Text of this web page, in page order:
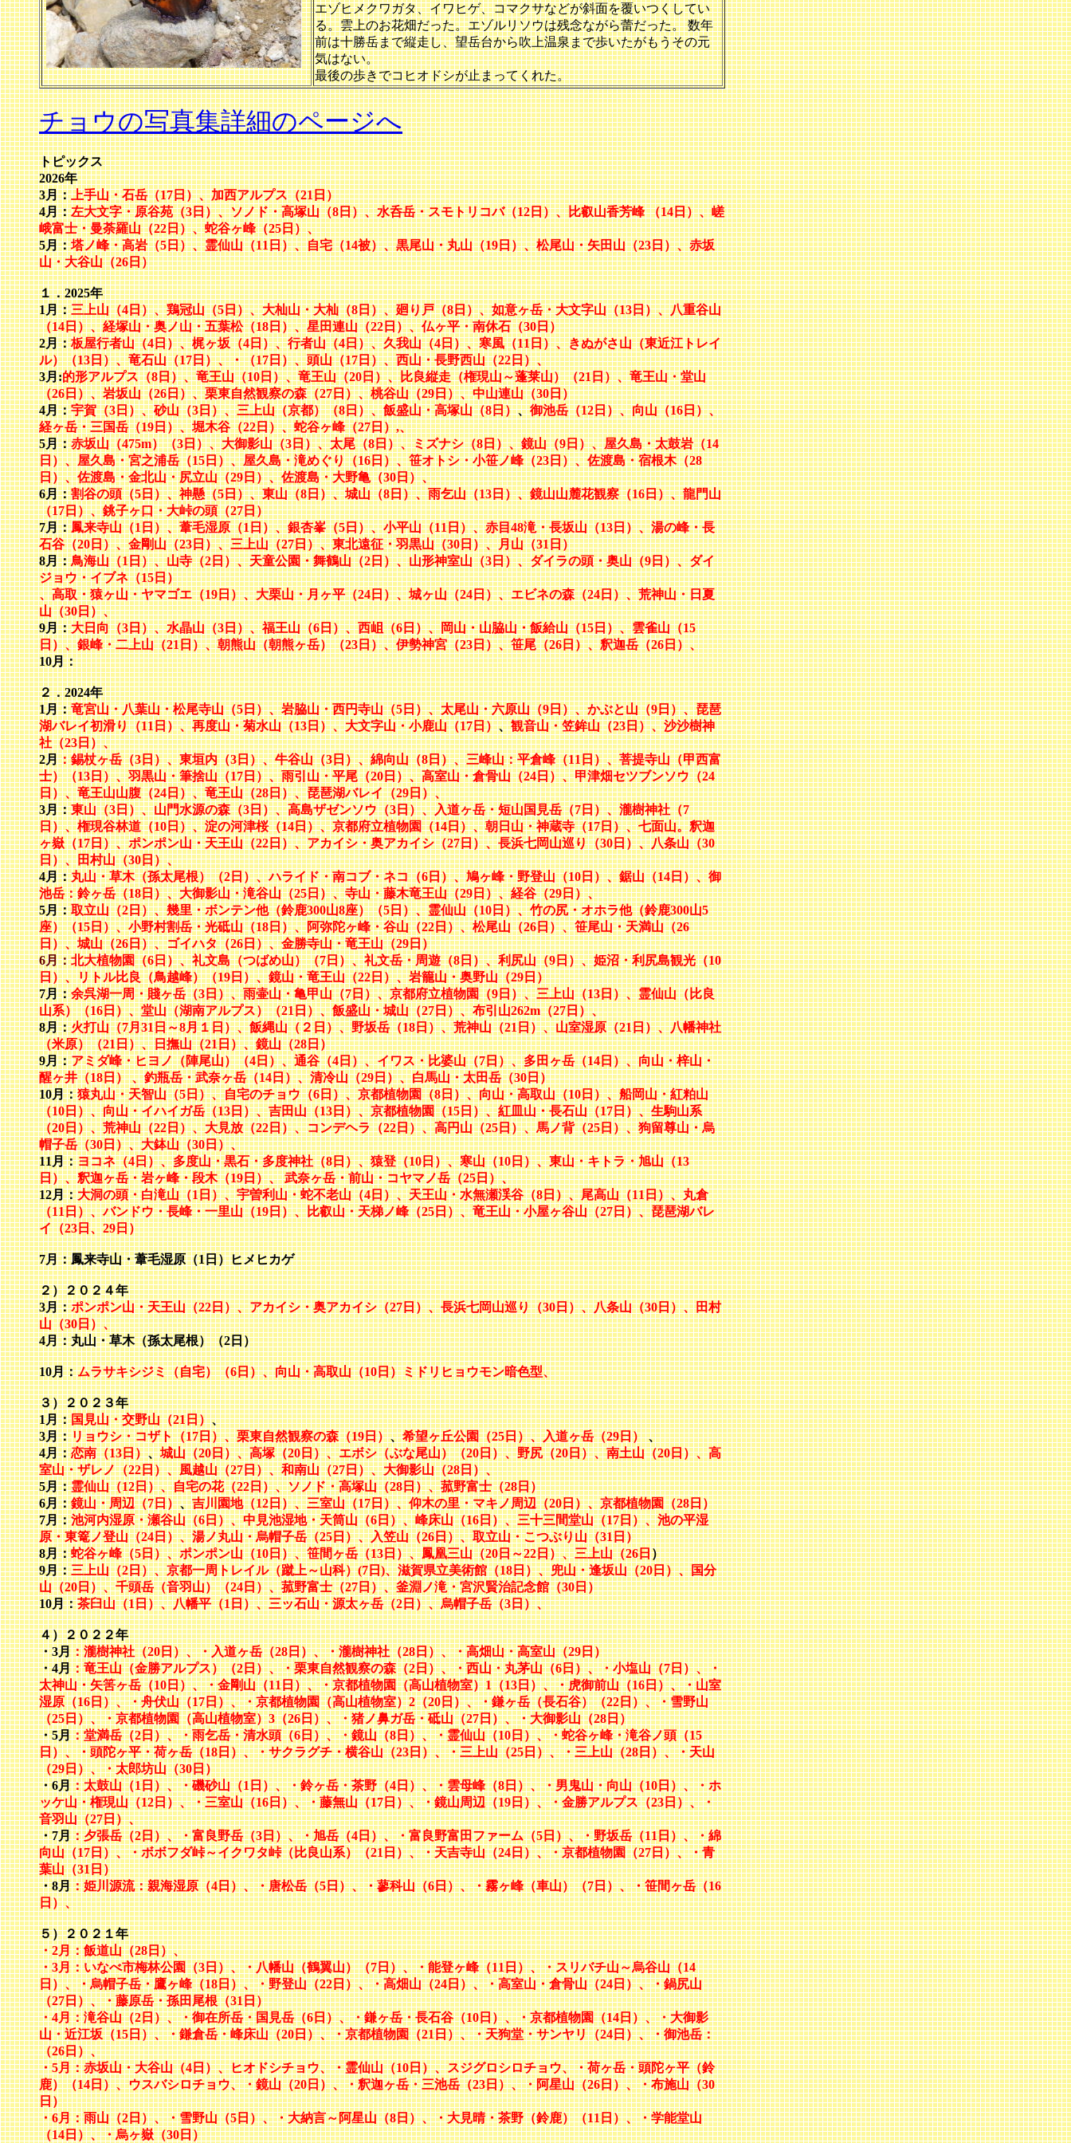
エゾヒメクワガタ、イワヒゲ、コマクサなどが斜面を覆いつくしてい
る。雲上のお花畑だった。エゾルリソウは残念ながら蕾だった。 数年
前は十勝岳まで縦走し、望岳台から吹上温泉まで歩いたがもうその元
気はない。
最後の歩きでコヒオドシが止まってくれた。
チョウの写真集詳細のページへ
トピックス
2026年
3月：上手山・石岳（17日）、加西アルプス（21日）
4月：左大文字・原谷苑（3日）、ソノド・高塚山（8日）、水呑岳・スモトリコバ（12日）、比叡山香芳峰 （14日）、嵯
峨富士・曼荼羅山（22日）、蛇谷ヶ峰（25日）、
5月：塔ノ峰・高岩（5日）、霊仙山（11日）、自宅（14被）、黒尾山・丸山（19日）、松尾山・矢田山（23日）、赤坂
山・大谷山（26日）
１．2025年
1月：三上山（4日）、鶏冠山（5日）、大杣山・大杣（8日）、廻り戸（8日）、如意ヶ岳・大文字山（13日）、八重谷山
（14日）、経塚山・奥ノ山・五葉松（18日）、星田連山（22日）、仏ヶ平・南休石（30日）
2月：板屋行者山（4日）、梶ヶ坂（4日）、行者山（4日）、久我山（4日）、寒風（11日）、きぬがさ山（東近江トレイ
ル）（13日）、竜石山（17日）、・（17日）、頭山（17日）、西山・長野西山（22日）、
3月:的形アルプス（8日）、竜王山（10日）、竜王山（20日）、比良縦走（権現山～蓬莱山）（21日）、竜王山・堂山
（26日）、岩坂山（26日）、栗東自然観察の森（27日）、桃谷山（29日）、中山連山（30日）
4月：宇賀（3日）、砂山（3日）、三上山（京都）（8日）、飯盛山・高塚山（8日）、御池岳（12日）、向山（16日）、
経ヶ岳・三国岳（19日）、堀木谷（22日）、蛇谷ヶ峰（27日）,、
5月：赤坂山（475m）（3日）、大御影山（3日）、太尾（8日）、ミズナシ（8日）、鏡山（9日）、屋久島・太鼓岩（14
日）、屋久島・宮之浦岳（15日）、屋久島・滝めぐり（16日）、笹オトシ・小笹ノ峰（23日）、佐渡島・宿根木（28
日）、佐渡島・金北山・尻立山（29日）、佐渡島・大野亀（30日）、
6月：割谷の頭（5日）、神懸（5日）、東山（8日）、城山（8日）、雨乞山（13日）、鏡山山麓花観察（16日）、龍門山
（17日）、銚子ヶ口・大峠の頭（27日）
7月：鳳来寺山（1日）、葦毛湿原（1日）、銀杏峯（5日）、小平山（11日）、赤目48滝・長坂山（13日）、湯の峰・長
石谷（20日）、金剛山（23日）、三上山（27日）、東北遠征・羽黒山（30日）、月山（31日）
8月：鳥海山（1日）、山寺（2日）、天童公園・舞鶴山（2日）、山形神室山（3日）、ダイラの頭・奥山（9日）、ダイ
ジョウ・イブネ（15日）
、高取・猿ヶ山・ヤマゴエ（19日）、大栗山・月ヶ平（24日）、城ヶ山（24日）、エビネの森（24日）、荒神山・日夏
山（30日）、
9月：大日向（3日）、水晶山（3日）、福王山（6日）、西岨（6日）、岡山・山脇山・飯給山（15日）、雲雀山（15
日）、銀峰・二上山（21日）、朝熊山（朝熊ヶ岳）（23日）、伊勢神宮（23日）、笹尾（26日）、釈迦岳（26日）、
10月：
２．2024年
1月：竜宮山・八葉山・松尾寺山（5日）、岩脇山・西円寺山（5日）、太尾山・六原山（9日）、かぶと山（9日）、琵琶
湖バレイ初滑り（11日）、再度山・菊水山（13日）、大文字山・小鹿山（17日）、観音山・笠鉾山（23日）、沙沙樹神
社（23日）、
2月：錫杖ヶ岳（3日）、東垣内（3日）、牛谷山（3日）、綿向山（8日）、三峰山：平倉峰（11日）、菩提寺山（甲西富
士）（13日）、羽黒山・筆捨山（17日）、雨引山・平尾（20日）、高室山・倉骨山（24日）、甲津畑セツブンソウ（24
日）、竜王山山腹（24日）、竜王山（28日）、琵琶湖バレイ（29日）、
3月：東山（3日）、山門水源の森（3日）、高島ザゼンソウ（3日）、入道ヶ岳・短山国見岳（7日）、瀧樹神社（7
日）、権現谷林道（10日）、淀の河津桜（14日）、京都府立植物園（14日）、朝日山・神蔵寺（17日）、七面山。釈迦
ヶ嶽（17日）、ポンポン山・天王山（22日）、アカイシ・奥アカイシ（27日）、長浜七岡山巡り（30日）、八条山（30
日）、田村山（30日）、
4月：丸山・草木（孫太尾根）（2日）、ハライド・南コブ・ネコ（6日）、鳩ヶ峰・野登山（10日）、鋸山（14日）、御
池岳：鈴ヶ岳（18日）、大御影山・滝谷山（25日）、寺山・藤木竜王山（29日）、経谷（29日）、
5月：取立山（2日）、幾里・ボンテン他（鈴鹿300山8座）（5日）、霊仙山（10日）、竹の尻・オホラ他（鈴鹿300山5
座）（15日）、小野村割岳・光砥山（18日）、阿弥陀ヶ峰・谷山（22日）、松尾山（26日）、笹尾山・天満山（26
日）、城山（26日）、ゴイハタ（26日）、金勝寺山・竜王山（29日）
6月：北大植物園（6日）、礼文島（つばめ山）（7日）、礼文岳・周遊（8日）、利尻山（9日）、姫沼・利尻島観光（10
日）、リトル比良（鳥越峰）（19日）、鏡山・竜王山（22日）、岩籠山・奥野山（29日）
7月：余呉湖一周・賤ヶ岳（3日）、雨壷山・亀甲山（7日）、京都府立植物園（9日）、三上山（13日）、霊仙山（比良
山系）（16日）、堂山（湖南アルプス）（21日）、飯盛山・城山（27日）、布引山262m（27日）、
8月：火打山（7月31日～8月１日）、飯縄山（２日）、野坂岳（18日）、荒神山（21日）、山室湿原（21日）、八幡神社
（米原）（21日）、日撫山（21日）、鏡山（28日）
9月：アミダ峰・ヒヨノ（陣尾山）（4日）、通谷（4日）、イワス・比婆山（7日）、多田ヶ岳（14日）、向山・梓山・
醒ヶ井（18日） 、釣瓶岳・武奈ヶ岳（14日）、清冷山（29日）、白馬山・太田岳（30日）
10月：猿丸山・天智山（5日）、自宅のチョウ（6日）、京都植物園（8日）、向山・高取山（10日）、船岡山・紅粕山
（10日）、向山・イハイガ岳（13日）、吉田山（13日）、京都植物園（15日）、紅皿山・長石山（17日）、生駒山系
（20日）、荒神山（22日）、大見放（22日）、コンデヘラ（22日）、高円山（25日）、馬ノ背（25日）、狗留尊山・烏
帽子岳（30日）、大鉢山（30日）、
11月：ヨコネ（4日）、多度山・黒石・多度神社（8日）、猿登（10日）、寒山（10日）、東山・キトラ・旭山（13
日）、釈迦ヶ岳・岩ヶ峰・段木（19日）、 武奈ヶ岳・前山・コヤマノ岳（25日）、
12月：大洞の頭・白滝山（1日）、宇曽利山・蛇不老山（4日）、天王山・水無瀬渓谷（8日）、尾高山（11日）、丸倉
（11日）、バンドウ・長峰・一里山（19日）、比叡山・天梯ノ峰（25日）、竜王山・小屋ヶ谷山（27日）、琵琶湖バレ
イ（23日、29日）
7月：鳳来寺山・葦毛湿原（1日）ヒメヒカゲ
２）２０２４年
3月：ポンポン山・天王山（22日）、アカイシ・奥アカイシ（27日）、長浜七岡山巡り（30日）、八条山（30日）、田村
山（30日）、
4月：丸山・草木（孫太尾根）（2日）
10月：ムラサキシジミ（自宅）（6日）、向山・高取山（10日）ミドリヒョウモン暗色型、
３）２０２３年
1月：国見山・交野山（21日）、
3月：リョウシ・コザト（17日）、栗東自然観察の森（19日）、希望ヶ丘公園（25日）、入道ヶ岳（29日）、
4月：恋南（13日）、城山（20日）、高塚（20日）、エボシ（ぶな尾山）（20日）、野尻（20日）、南土山（20日）、高
室山・ザレノ（22日）、風越山（27日）、和南山（27日）、大御影山（28日）、
5月：霊仙山（12日）、自宅の花（22日）、ソノド・高塚山（28日）、菰野富士（28日）
6月：鏡山・周辺（7日）、吉川園地（12日）、三室山（17日）、仰木の里・マキノ周辺（20日）、京都植物園（28日）
7月：池河内湿原・瀬谷山（6日）、中見池湿地・天筒山（6日）、峰床山（16日）、三十三間堂山（17日）、池の平湿
原・東篭ノ登山（24日）、湯ノ丸山・烏帽子岳（25日）、入笠山（26日）、取立山・こつぶり山（31日）
8月：蛇谷ヶ峰（5日）、ポンポン山（10日）、笹間ヶ岳（13日）、鳳凰三山（20日～22日）、三上山（26日）
9月：三上山（2日）、京都一周トレイル（蹴上～山科）(7日)、滋賀県立美術館（18日）、兜山・逢坂山（20日）、国分
山（20日）、千頭岳（音羽山）（24日）、菰野富士（27日）、釜淵ノ滝・宮沢賢治記念館（30日）
10月：茶臼山（1日）、八幡平（1日）、三ッ石山・源太ヶ岳（2日）、烏帽子岳（3日）、
４）２０２２年
・3月：瀧樹神社（20日）、・入道ヶ岳（28日）、・瀧樹神社（28日）、・高畑山・高室山（29日）
・4月：竜王山（金勝アルプス）（2日）、・栗東自然観察の森（2日）、・西山・丸茅山（6日）、・小塩山（7日）、・
太神山・矢筈ヶ岳（10日）、・金剛山（11日）、・京都植物園（高山植物室）1（13日）、・虎御前山（16日）、・山室
湿原（16日）、・舟伏山（17日）、・京都植物園（高山植物室）2（20日）、・鎌ヶ岳（長石谷）（22日）、・雪野山
（25日）、・京都植物園（高山植物室）3（26日）、・猪ノ鼻ガ岳・砥山（27日）、・大御影山（28日）
・5月：堂満岳（2日）、・雨乞岳・清水頭（6日）、・鏡山（8日）、・霊仙山（10日）、・蛇谷ヶ峰・滝谷ノ頭（15
日）、・頭陀ヶ平・荷ヶ岳（18日）、・サクラグチ・横谷山（23日）、・三上山（25日）、・三上山（28日）、・天山
（29日）、・太郎坊山（30日）
・6月：太鼓山（1日）、・磯砂山（1日）、・鈴ヶ岳・茶野（4日）、・雲母峰（8日）、・男鬼山・向山（10日）、・ホ
ッケ山・権現山（12日）、・三室山（16日）、・藤無山（17日）、・鏡山周辺（19日）、・金勝アルプス（23日）、・
音羽山（27日）、
・7月：夕張岳（2日）、・富良野岳（3日）、・旭岳（4日）、・富良野富田ファーム（5日）、・野坂岳（11日）、・綿
向山（17日）、・ボボフダ峠～イクワタ峠（比良山系）（21日）、・天吉寺山（24日）、・京都植物園（27日）、・青
葉山（31日）
・8月：姫川源流：親海湿原（4日）、・唐松岳（5日）、・蓼科山（6日）、・霧ヶ峰（車山）（7日）、・笹間ヶ岳（16
日）、
５）２０２１年
・2月：飯道山（28日）、
・3月：いなべ市梅林公園（3日）、・八幡山（鶴翼山）（7日）、・能登ヶ峰（11日）、・スリバチ山～烏谷山（14
日）、・烏帽子岳・鷹ヶ峰（18日）、・野登山（22日）、・高畑山（24日）、・高室山・倉骨山（24日）、・鍋尻山
（27日）、・藤原岳・孫田尾根（31日）
・4月：滝谷山（2日）、・御在所岳・国見岳（6日）、・鎌ヶ岳・長石谷（10日）、・京都植物園（14日）、・大御影
山・近江坂（15日）、・鎌倉岳・峰床山（20日）、・京都植物園（21日）、・天狗堂・サンヤリ（24日）、・御池岳：
（26日）、
・5月：赤坂山・大谷山（4日）、ヒオドシチョウ、・霊仙山（10日）、スジグロシロチョウ、・荷ヶ岳・頭陀ヶ平（鈴
鹿）（14日）、ウスバシロチョウ、・鏡山（20日）、・釈迦ヶ岳・三池岳（23日）、・阿星山（26日）、・布施山（30
日）
・6月：雨山（2日）、・雪野山（5日）、・大納言～阿星山（8日）、・大見晴・茶野（鈴鹿）（11日）、・学能堂山
（14日）、・烏ヶ嶽（30日）